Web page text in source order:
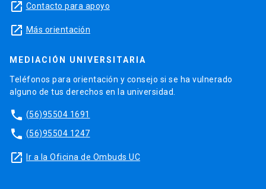
launch Contacto para apoyo
launch Más orientación
MEDIACIÓN UNIVERSITARIA
Teléfonos para orientación y consejo si se ha vulnerado
alguno de tus derechos en la universidad.
phone (56)95504 1691
phone (56)95504 1247
launch Ir a la Oficina de Ombuds UC